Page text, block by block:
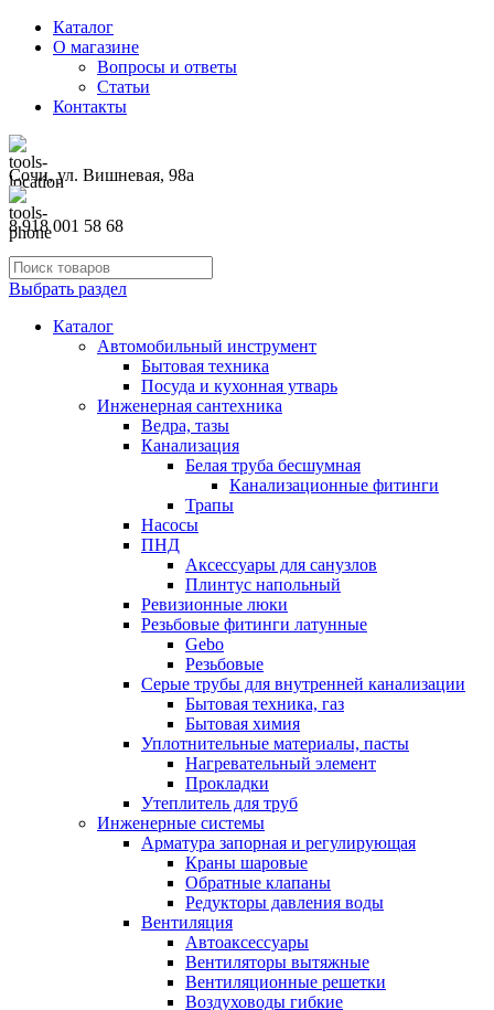
Каталог
О магазине
Вопросы и ответы
Статьи
Контакты
Сочи, ул. Вишневая, 98а
8 918 001 58 68
Выбрать раздел
Каталог
Автомобильный инструмент
Бытовая техника
Посуда и кухонная утварь
Инженерная сантехника
Ведра, тазы
Канализация
Белая труба бесшумная
Канализационные фитинги
Трапы
Насосы
ПНД
Аксессуары для санузлов
Плинтус напольный
Ревизионные люки
Резьбовые фитинги латунные
Gebo
Резьбовые
Серые трубы для внутренней канализации
Бытовая техника, газ
Бытовая химия
Уплотнительные материалы, пасты
Нагревательный элемент
Прокладки
Утеплитель для труб
Инженерные системы
Арматура запорная и регулирующая
Краны шаровые
Обратные клапаны
Редукторы давления воды
Вентиляция
Автоаксессуары
Вентиляторы вытяжные
Вентиляционные решетки
Воздуховоды гибкие